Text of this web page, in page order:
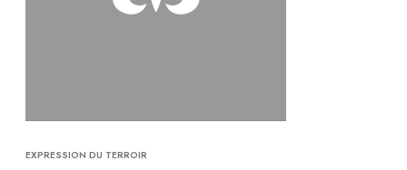
EXPRESSION DU TERROIR